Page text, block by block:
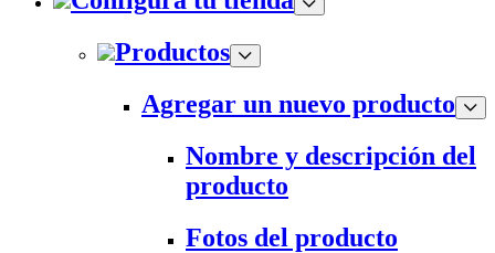
Productos
Agregar un nuevo producto
Nombre y descripción del
producto
Fotos del producto